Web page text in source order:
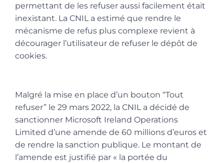
permettant de les refuser aussi facilement était
inexistant. La CNIL a estimé que rendre le
mécanisme de refus plus complexe revient à
décourager l’utilisateur de refuser le dépôt de
cookies.
Malgré la mise en place d’un bouton “Tout
refuser” le 29 mars 2022, la CNIL a décidé de
sanctionner Microsoft Ireland Operations
Limited d’une amende de 60 millions d’euros et
de rendre la sanction publique. Le montant de
l’amende est justifié par « la portée du